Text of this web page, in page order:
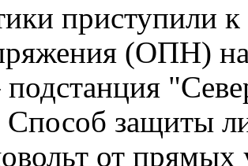
приступили
(ОПН)
Способ защиты
от